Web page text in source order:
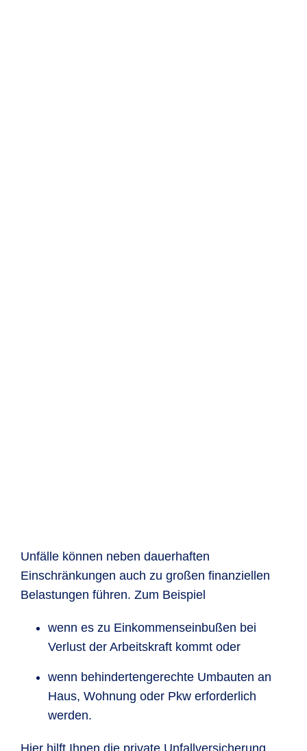
Unfälle können neben dauerhaften
Einschränkungen auch zu großen finanziellen
Belastungen führen. Zum Beispiel
wenn es zu Einkommenseinbußen bei
Verlust der Arbeitskraft kommt oder
wenn behindertengerechte Umbauten an
Haus, Wohnung oder Pkw erforderlich
werden.
Hier hilft Ihnen die private Unfallversicherung